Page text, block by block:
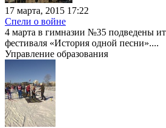
17 марта, 2015 17:22
Спели о войне
4 марта в гимназии №35 подведены
фестиваля «История одной песни»....
Управление образования